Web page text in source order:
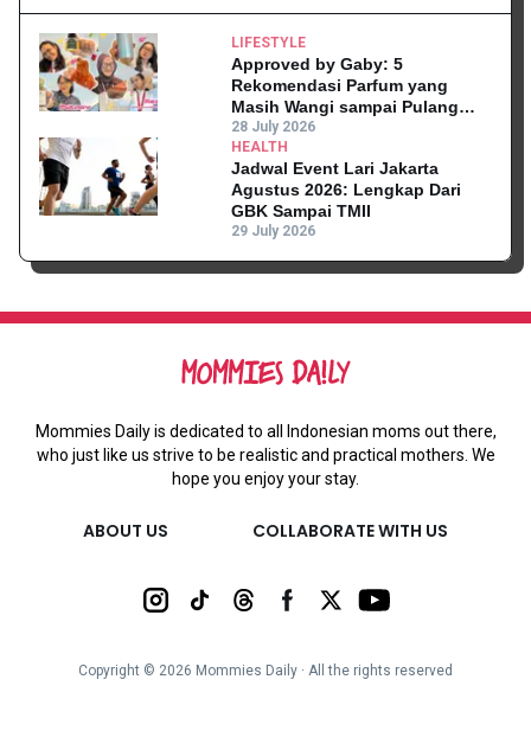
LIFESTYLE
Approved by Gaby: 5
Rekomendasi Parfum yang
Masih Wangi sampai Pulang
Kantor
28 July 2026
HEALTH
Jadwal Event Lari Jakarta
Agustus 2026: Lengkap Dari
GBK Sampai TMII
29 July 2026
Mommies Daily is dedicated to all Indonesian moms out there,
who just like us strive to be realistic and practical mothers. We
hope you enjoy your stay.
ABOUT US COLLABORATE WITH US
Copyright © 2026 Mommies Daily ∙ All the rights reserved